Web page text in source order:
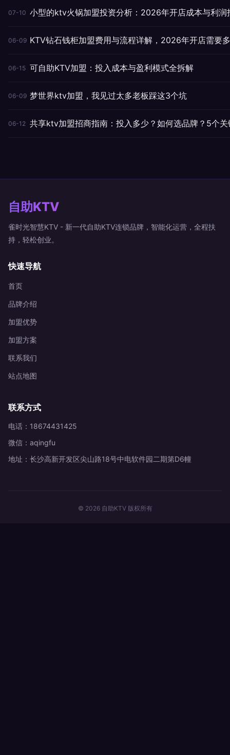
07-10 小型的ktv火锅加盟投资分析：2026年开店成本与利润
06-09 KTV钻石钱柜加盟费用与流程详解，2026年开店需要
06-15 可自助KTV加盟：投入成本与盈利模式全拆解
06-09 梦世界ktv加盟，我见过太多老板踩这3个坑
06-12 共享ktv加盟招商指南：投入多少？如何选品牌？5个关
自助KTV
雀时光智慧KTV - 新一代自助KTV连锁品牌，智能化运营，全程扶
持，轻松创业。
快速导航
首页
品牌介绍
加盟优势
加盟方案
联系我们
站点地图
联系方式
电话：18674431425
微信：aqingfu
地址：长沙高新开发区尖山路18号中电软件园二期第D6幢
© 2026 自助KTV 版权所有